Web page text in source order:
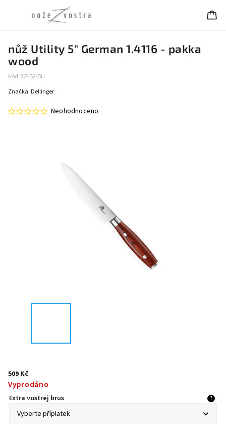
nůž Utility 5" German 1.4116 - pakka
wood
Kód:XZ-B2-5U
Neohodnoceno
Značka: Dellinger
509 Kč
Vyprodáno
Extra vostrej brus ?